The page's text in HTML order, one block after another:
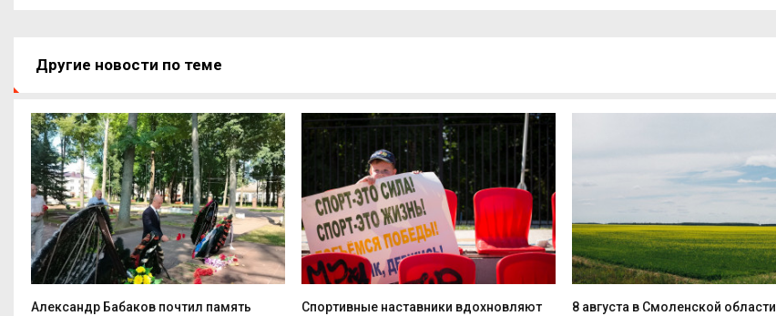
Другие новости по теме
Александр Бабаков почтил память
Спортивные наставники вдохновляют
8 августа в Смоленской области